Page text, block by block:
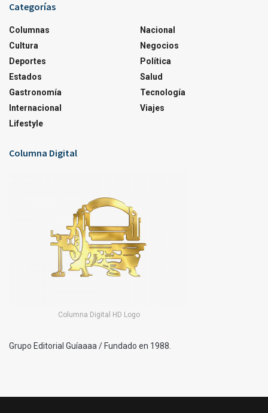
Categorías
Columnas
Cultura
Deportes
Estados
Gastronomía
Internacional
Lifestyle
Nacional
Negocios
Política
Salud
Tecnología
Viajes
Columna Digital
Columna Digital HD Logo
Grupo Editorial Guíaaaa / Fundado en 1988.